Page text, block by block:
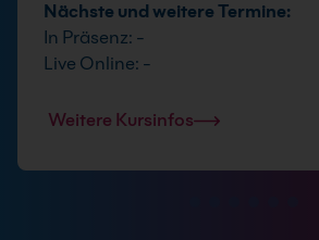
Nächste und weitere Termine:
In Präsenz: -
Live Online: -
Weitere Kursinfos